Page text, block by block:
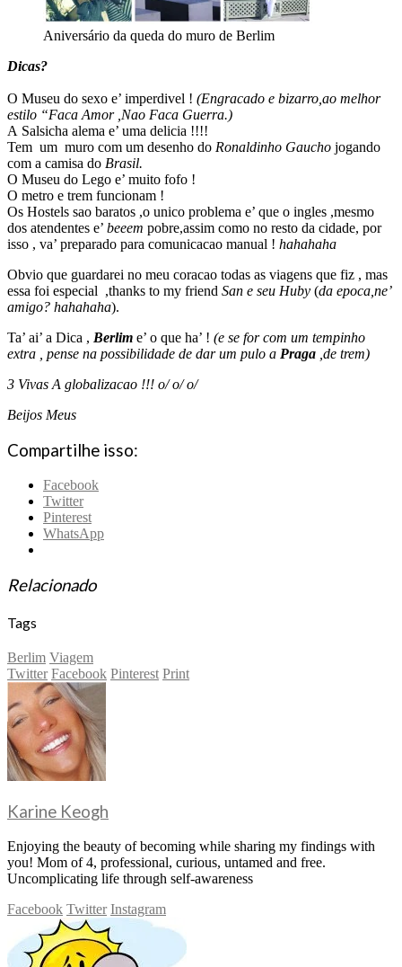
Aniversário da queda do muro de Berlim
Dicas?
O Museu do sexo e’ imperdivel ! (Engracado e bizarro,ao melhor
estilo “Faca Amor ,Nao Faca Guerra.)
A Salsicha alema e’ uma delicia !!!!
Tem um muro com um desenho do Ronaldinho Gaucho jogando
com a camisa do Brasil.
O Museu do Lego e’ muito fofo !
O metro e trem funcionam !
Os Hostels sao baratos ,o unico problema e’ que o ingles ,mesmo
dos atendentes e’ beeem pobre,assim como no resto da cidade, por
isso , va’ preparado para comunicacao manual ! hahahaha
Obvio que guardarei no meu coracao todas as viagens que fiz , mas
essa foi especial ,thanks to my friend San e seu Huby (da epoca,ne’
amigo? hahahaha).
Ta’ ai’ a Dica , Berlim e’ o que ha’ ! (e se for com um tempinho
extra , pense na possibilidade de dar um pulo a Praga ,de trem)
3 Vivas A globalizacao !!! o/ o/ o/
Beijos Meus
Compartilhe isso:
Facebook
Twitter
Pinterest
WhatsApp
Relacionado
Tags
Berlim Viagem
Twitter Facebook Pinterest Print
Karine Keogh
Enjoying the beauty of becoming while sharing my findings with
you! Mom of 4, professional, curious, untamed and free.
Uncomplicating life through self-awareness
Facebook Twitter Instagram